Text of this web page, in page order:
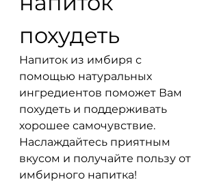
похудеть
Напиток из имбиря с
помощью натуральных
ингредиентов поможет Вам
похудеть и поддерживать
хорошее самочувствие.
Наслаждайтесь приятным
вкусом и получайте пользу от
имбирного напитка!